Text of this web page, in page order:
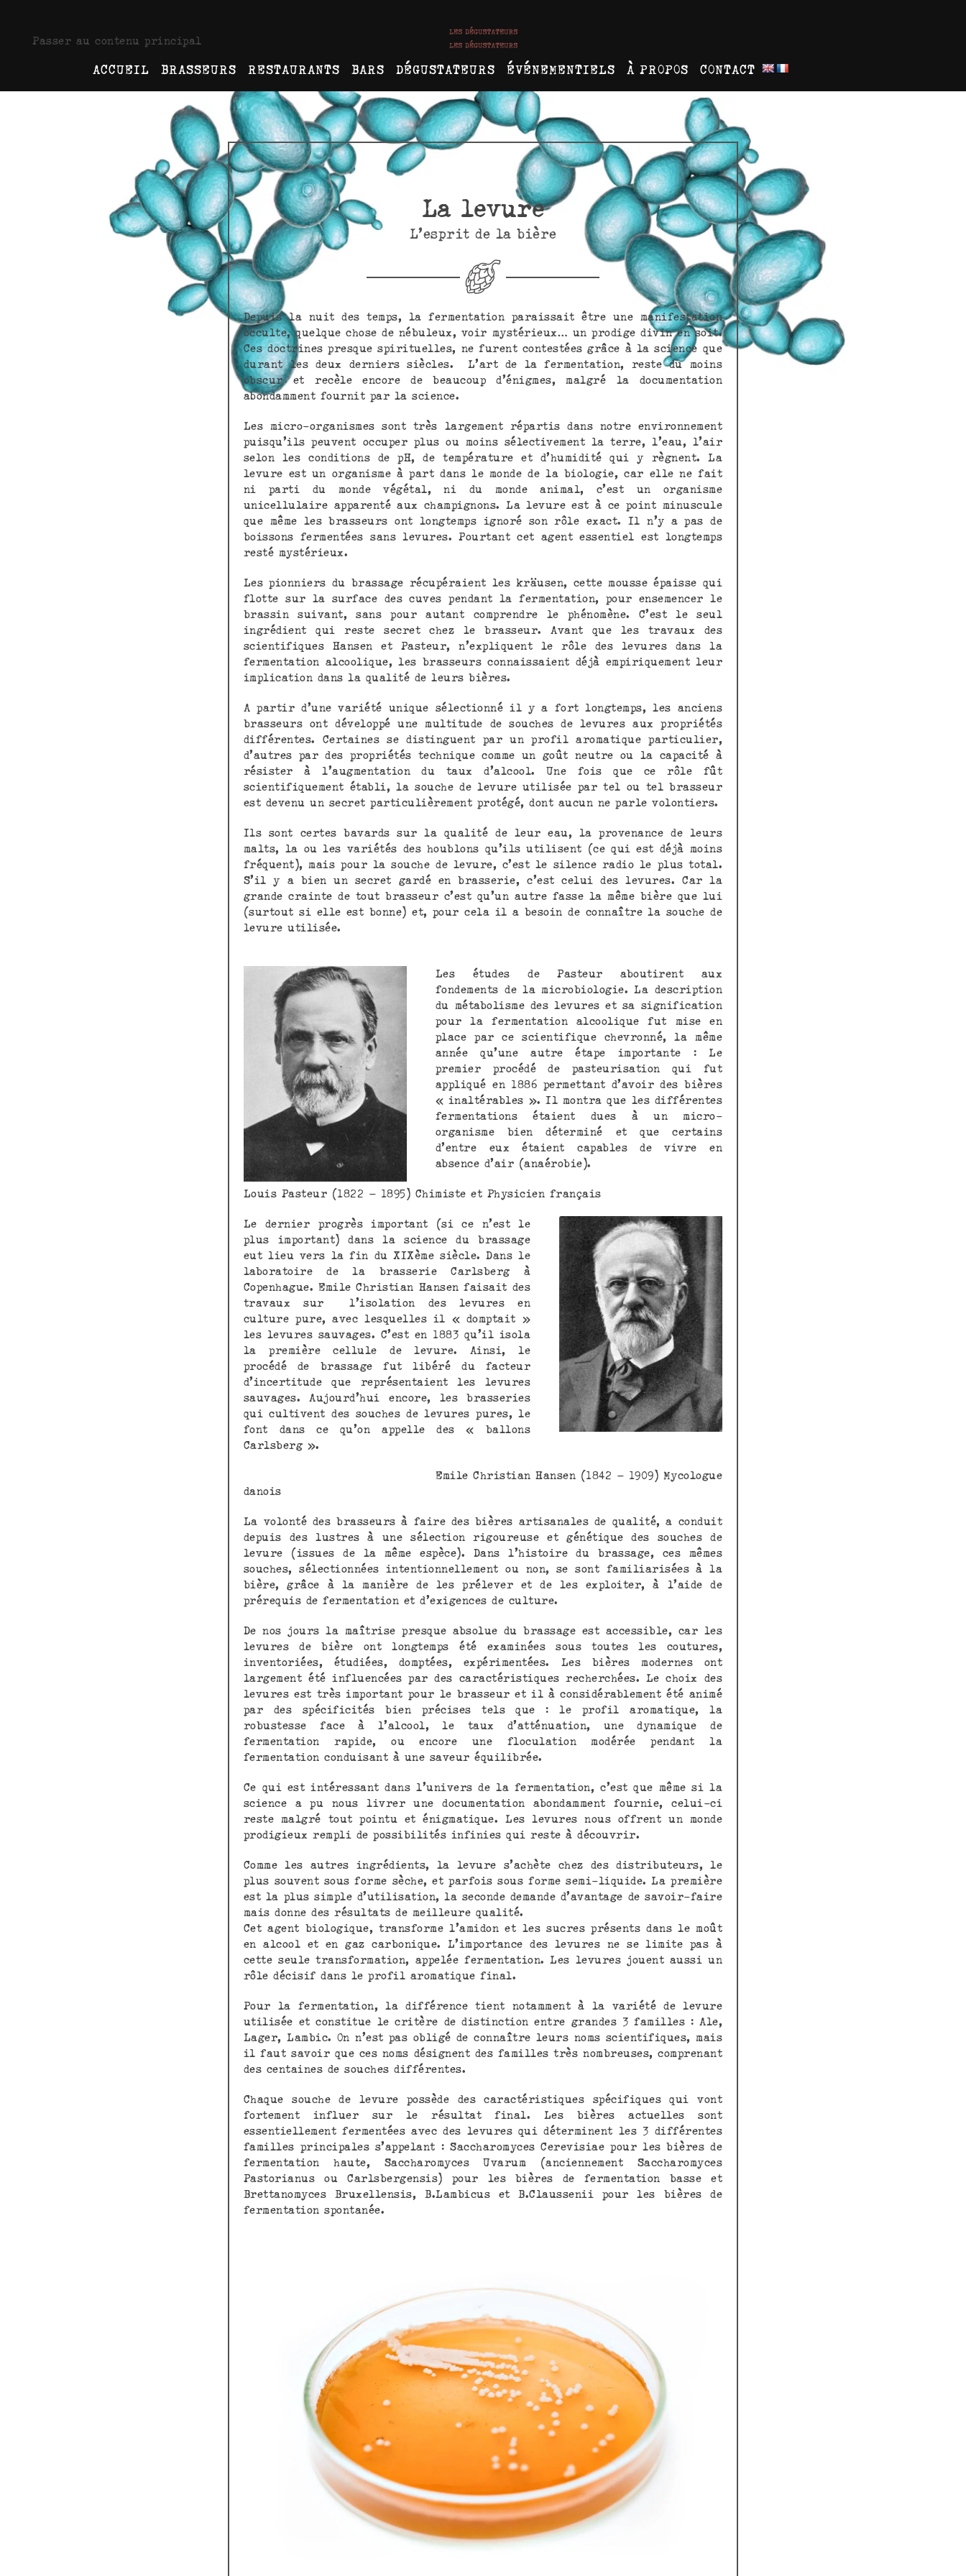
Passer au contenu principal
ACCUEIL BRASSEURS RESTAURANTS BARS DÉGUSTATEURS ÉVÉNEMENTIELS À PROPOS CONTACT
La levure
L’esprit de la bière
Depuis la nuit des temps, la fermentation paraissait être une manifestation
occulte, quelque chose de nébuleux, voir mystérieux… un prodige divin en soit.
Ces doctrines presque spirituelles, ne furent contestées grâce à la science que
durant les deux derniers siècles. L’art de la fermentation, reste du moins
obscur et recèle encore de beaucoup d’énigmes, malgré la documentation
abondamment fournit par la science.
Les micro-organismes sont très largement répartis dans notre environnement
puisqu’ils peuvent occuper plus ou moins sélectivement la terre, l’eau, l’air
selon les conditions de pH, de température et d’humidité qui y règnent. La
levure est un organisme à part dans le monde de la biologie, car elle ne fait
ni parti du monde végétal, ni du monde animal, c’est un organisme
unicellulaire apparenté aux champignons. La levure est à ce point minuscule
que même les brasseurs ont longtemps ignoré son rôle exact. Il n’y a pas de
boissons fermentées sans levures. Pourtant cet agent essentiel est longtemps
resté mystérieux.
Les pionniers du brassage récupéraient les kräusen, cette mousse épaisse qui
flotte sur la surface des cuves pendant la fermentation, pour ensemencer le
brassin suivant, sans pour autant comprendre le phénomène. C’est le seul
ingrédient qui reste secret chez le brasseur. Avant que les travaux des
scientifiques Hansen et Pasteur, n’expliquent le rôle des levures dans la
fermentation alcoolique, les brasseurs connaissaient déjà empiriquement leur
implication dans la qualité de leurs bières.
A partir d’une variété unique sélectionné il y a fort longtemps, les anciens
brasseurs ont développé une multitude de souches de levures aux propriétés
différentes. Certaines se distinguent par un profil aromatique particulier,
d’autres par des propriétés technique comme un goût neutre ou la capacité à
résister à l’augmentation du taux d’alcool. Une fois que ce rôle fût
scientifiquement établi, la souche de levure utilisée par tel ou tel brasseur
est devenu un secret particulièrement protégé, dont aucun ne parle volontiers.
Ils sont certes bavards sur la qualité de leur eau, la provenance de leurs
malts, la ou les variétés des houblons qu’ils utilisent (ce qui est déjà moins
fréquent), mais pour la souche de levure, c’est le silence radio le plus total.
S’il y a bien un secret gardé en brasserie, c’est celui des levures. Car la
grande crainte de tout brasseur c’est qu’un autre fasse la même bière que lui
(surtout si elle est bonne) et, pour cela il a besoin de connaître la souche de
levure utilisée.
Les études de Pasteur aboutirent aux
fondements de la microbiologie. La description
du métabolisme des levures et sa signification
pour la fermentation alcoolique fut mise en
place par ce scientifique chevronné, la même
année qu’une autre étape importante : Le
premier procédé de pasteurisation qui fut
appliqué en 1886 permettant d’avoir des bières
« inaltérables ». Il montra que les différentes
fermentations étaient dues à un micro-
organisme bien déterminé et que certains
d’entre eux étaient capables de vivre en
absence d’air (anaérobie).
Louis Pasteur (1822 – 1895) Chimiste et Physicien français
Le dernier progrès important (si ce n’est le
plus important) dans la science du brassage
eut lieu vers la fin du XIXème siècle. Dans le
laboratoire de la brasserie Carlsberg à
Copenhague. Emile Christian Hansen faisait des
travaux sur l’isolation des levures en
culture pure, avec lesquelles il « domptait »
les levures sauvages. C’est en 1883 qu’il isola
la première cellule de levure. Ainsi, le
procédé de brassage fut libéré du facteur
d’incertitude que représentaient les levures
sauvages. Aujourd’hui encore, les brasseries
qui cultivent des souches de levures pures, le
font dans ce qu’on appelle des « ballons
Carlsberg ».
Emile Christian Hansen (1842 – 1909) Mycologue
danois
La volonté des brasseurs à faire des bières artisanales de qualité, a conduit
depuis des lustres à une sélection rigoureuse et génétique des souches de
levure (issues de la même espèce). Dans l’histoire du brassage, ces mêmes
souches, sélectionnées intentionnellement ou non, se sont familiarisées à la
bière, grâce à la manière de les prélever et de les exploiter, à l’aide de
prérequis de fermentation et d’exigences de culture.
De nos jours la maîtrise presque absolue du brassage est accessible, car les
levures de bière ont longtemps été examinées sous toutes les coutures,
inventoriées, étudiées, domptées, expérimentées. Les bières modernes ont
largement été influencées par des caractéristiques recherchées. Le choix des
levures est très important pour le brasseur et il à considérablement été animé
par des spécificités bien précises tels que : le profil aromatique, la
robustesse face à l’alcool, le taux d’atténuation, une dynamique de
fermentation rapide, ou encore une floculation modérée pendant la
fermentation conduisant à une saveur équilibrée.
Ce qui est intéressant dans l’univers de la fermentation, c’est que même si la
science a pu nous livrer une documentation abondamment fournie, celui-ci
reste malgré tout pointu et énigmatique. Les levures nous offrent un monde
prodigieux rempli de possibilités infinies qui reste à découvrir.
Comme les autres ingrédients, la levure s’achète chez des distributeurs, le
plus souvent sous forme sèche, et parfois sous forme semi-liquide. La première
est la plus simple d’utilisation, la seconde demande d’avantage de savoir-faire
mais donne des résultats de meilleure qualité.
Cet agent biologique, transforme l’amidon et les sucres présents dans le moût
en alcool et en gaz carbonique. L’importance des levures ne se limite pas à
cette seule transformation, appelée fermentation. Les levures jouent aussi un
rôle décisif dans le profil aromatique final.
Pour la fermentation, la différence tient notamment à la variété de levure
utilisée et constitue le critère de distinction entre grandes 3 familles : Ale,
Lager, Lambic. On n’est pas obligé de connaître leurs noms scientifiques, mais
il faut savoir que ces noms désignent des familles très nombreuses, comprenant
des centaines de souches différentes.
Chaque souche de levure possède des caractéristiques spécifiques qui vont
fortement influer sur le résultat final. Les bières actuelles sont
essentiellement fermentées avec des levures qui déterminent les 3 différentes
familles principales s’appelant : Saccharomyces Cerevisiae pour les bières de
fermentation haute, Saccharomyces Uvarum (anciennement Saccharomyces
Pastorianus ou Carlsbergensis) pour les bières de fermentation basse et
Brettanomyces Bruxellensis, B.Lambicus et B.Claussenii pour les bières de
fermentation spontanée.